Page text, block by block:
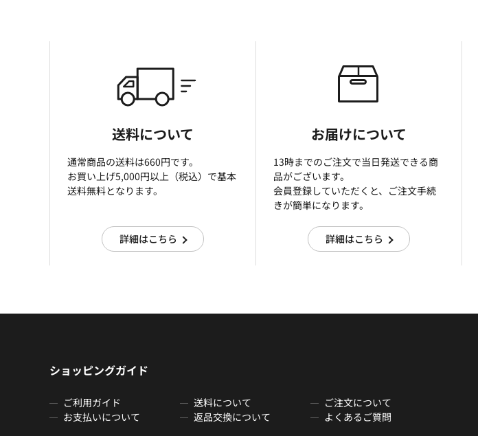
送料について
通常商品の送料は660円です。
お買い上げ5,000円以上（税込）で基本
送料無料となります。
詳細はこちら
お届けについて
13時までのご注文で当日発送できる商
品がございます。
会員登録していただくと、ご注文手続
きが簡単になります。
詳細はこちら
ショッピングガイド
ご利用ガイド 送料について
ご注文について
お支払いについて
返品交換について よくあるご質問